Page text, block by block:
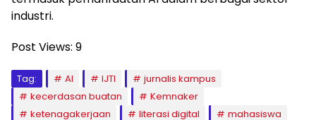
industri.
Post Views: 9
Tag: AI IJTI
jurnalis kampus
kecerdasan buatan
Kemnaker
ketenagakerjaan
literasi digital
mahasiswa